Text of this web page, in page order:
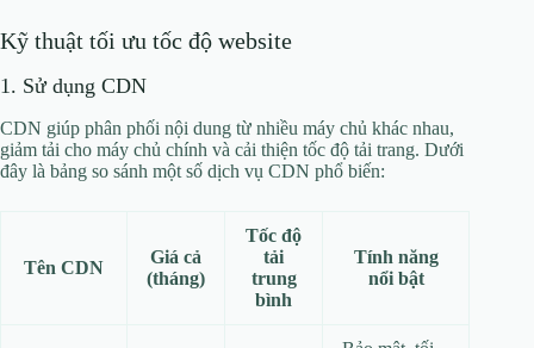
Kỹ thuật tối ưu tốc độ website
1. Sử dụng CDN
CDN giúp phân phối nội dung từ nhiều máy chủ khác nhau,
giảm tải cho máy chủ chính và cải thiện tốc độ tải trang. Dưới
đây là bảng so sánh một số dịch vụ CDN phổ biến:
Tên CDN
Giá cả
(tháng)
Tốc độ
tải
trung
bình
Tính năng
nổi bật